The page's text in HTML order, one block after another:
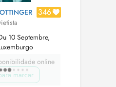
346
10 Septembre,
online
marcar